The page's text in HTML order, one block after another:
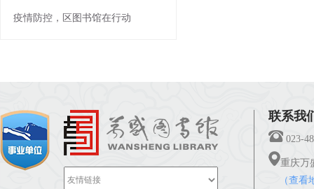
疫情防控，区图书馆在行动
联系我
023-
重庆万
（查看